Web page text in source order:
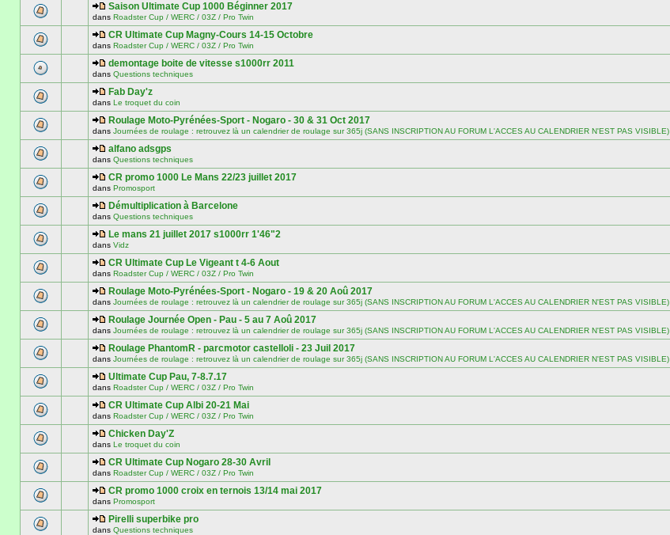
Saison Ultimate Cup 1000 Béginner 2017
dans Roadster Cup / WERC / 03Z / Pro Twin
CR Ultimate Cup Magny-Cours 14-15 Octobre
dans Roadster Cup / WERC / 03Z / Pro Twin
demontage boite de vitesse s1000rr 2011
dans Questions techniques
Fab Day'z
dans Le troquet du coin
Roulage Moto-Pyrénées-Sport - Nogaro - 30 & 31 Oct 2017
dans Journées de roulage : retrouvez là un calendrier de roulage sur 365j (SANS INSCRIPTION AU FORUM L'ACCES AU CALENDRIER N'EST PAS VISIBLE)
alfano adsgps
dans Questions techniques
CR promo 1000 Le Mans 22/23 juillet 2017
dans Promosport
Démultiplication à Barcelone
dans Questions techniques
Le mans 21 juillet 2017 s1000rr 1'46"2
dans Vidz
CR Ultimate Cup Le Vigeant t 4-6 Aout
dans Roadster Cup / WERC / 03Z / Pro Twin
Roulage Moto-Pyrénées-Sport - Nogaro - 19 & 20 Aoû 2017
dans Journées de roulage : retrouvez là un calendrier de roulage sur 365j (SANS INSCRIPTION AU FORUM L'ACCES AU CALENDRIER N'EST PAS VISIBLE)
Roulage Journée Open - Pau - 5 au 7 Aoû 2017
dans Journées de roulage : retrouvez là un calendrier de roulage sur 365j (SANS INSCRIPTION AU FORUM L'ACCES AU CALENDRIER N'EST PAS VISIBLE)
Roulage PhantomR - parcmotor castelloli - 23 Juil 2017
dans Journées de roulage : retrouvez là un calendrier de roulage sur 365j (SANS INSCRIPTION AU FORUM L'ACCES AU CALENDRIER N'EST PAS VISIBLE)
Ultimate Cup Pau, 7-8.7.17
dans Roadster Cup / WERC / 03Z / Pro Twin
CR Ultimate Cup Albi 20-21 Mai
dans Roadster Cup / WERC / 03Z / Pro Twin
Chicken Day'Z
dans Le troquet du coin
CR Ultimate Cup Nogaro 28-30 Avril
dans Roadster Cup / WERC / 03Z / Pro Twin
CR promo 1000 croix en ternois 13/14 mai 2017
dans Promosport
Pirelli superbike pro
dans Questions techniques